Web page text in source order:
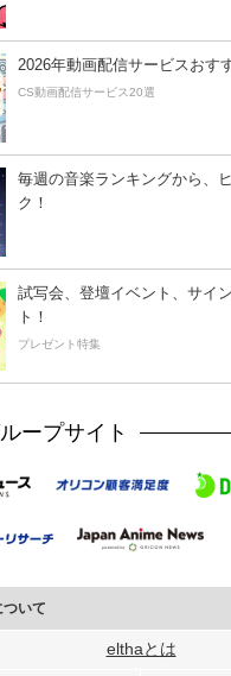
2026年動画配信サービスおす
CS動画配信サービス20選
毎週の音楽ランキングから、
ク！
試写会、登壇イベント、サイ
ト！
プレゼント特集
ープサイト
いて
を使用して、ユーザーに合わ
elthaとは